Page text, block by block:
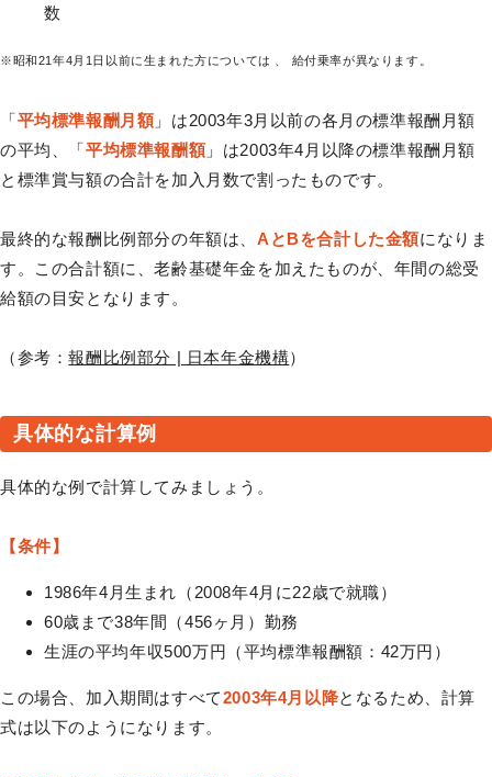
数
※昭和21年4月1日以前に生まれた方については 、 給付乗率が異なります。
「平均標準報酬月額」は2003年3月以前の各月の標準報酬月額
の平均、「平均標準報酬額」は2003年4月以降の標準報酬月額
と標準賞与額の合計を加入月数で割ったものです。
最終的な報酬比例部分の年額は、 AとBを合計した金額になりま
す。この合計額に、老齢基礎年金を加えたものが、年間の総受
給額の目安となります。
（参考：報酬比例部分 | 日本年金機構）
具体的な計算例
具体的な例で計算してみましょう。
【条件】
1986年4月生まれ（2008年4月に22歳で就職）
60歳まで38年間（456ヶ月）勤務
生涯の平均年収500万円（平均標準報酬額：42万円）
この場合、加入期間はすべて2003年4月以降となるため、計算
式は以下のようになります。